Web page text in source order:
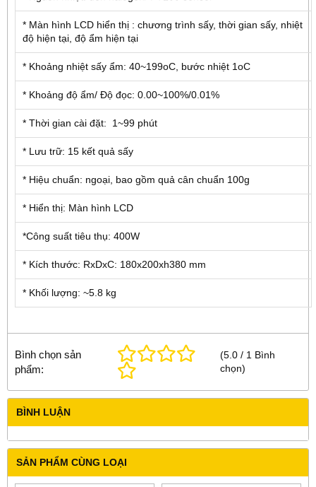
* Màn hình LCD hiển thị : chương trình sấy, thời gian sấy, nhiệt
độ hiện tại, độ ẩm hiện tại
* Khoảng nhiệt sấy ẩm: 40~199oC, bước nhiệt 1oC
* Khoảng độ ẩm/ Độ đọc: 0.00~100%/0.01%
* Thời gian cài đặt: 1~99 phút
* Lưu trữ: 15 kết quả sấy
* Hiệu chuẩn: ngoại, bao gồm quả cân chuẩn 100g
* Hiển thị: Màn hình LCD
*Công suất tiêu thụ: 400W
* Kích thước: RxDxC: 180x200xh380 mm
* Khối lượng: ~5.8 kg
Bình chọn sản
phẩm:
(5.0 / 1 Bình
chọn)
BÌNH LUẬN
SẢN PHẨM CÙNG LOẠI